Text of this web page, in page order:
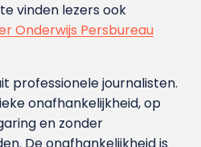
vinden lezers ook
Onderwijs Persbureau
professionele journalisten.
onafhankelijkheid, op
en zonder